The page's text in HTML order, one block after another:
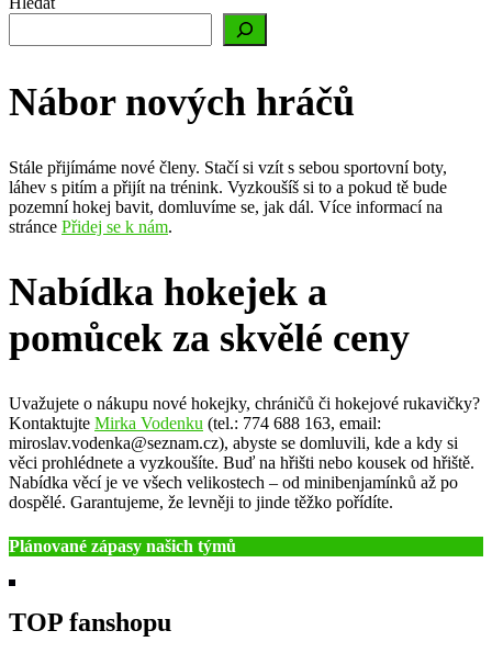
Nábor nových hráčů
Stále přijímáme nové členy. Stačí si vzít s sebou sportovní boty,
láhev s pitím a přijít na trénink. Vyzkoušíš si to a pokud tě bude
pozemní hokej bavit, domluvíme se, jak dál. Více informací na
stránce Přidej se k nám.
Nabídka hokejek a
pomůcek za skvělé ceny
Uvažujete o nákupu nové hokejky, chráničů či hokejové rukavičky?
Kontaktujte Mirka Vodenku (tel.: 774 688 163, email:
miroslav.vodenka@seznam.cz), abyste se domluvili, kde a kdy si
věci prohlédnete a vyzkoušíte. Buď na hřišti nebo kousek od hřiště.
Nabídka věcí je ve všech velikostech – od minibenjamínků až po
dospělé. Garantujeme, že levněji to jinde těžko pořídíte.
Plánované zápasy našich týmů
TOP fanshopu